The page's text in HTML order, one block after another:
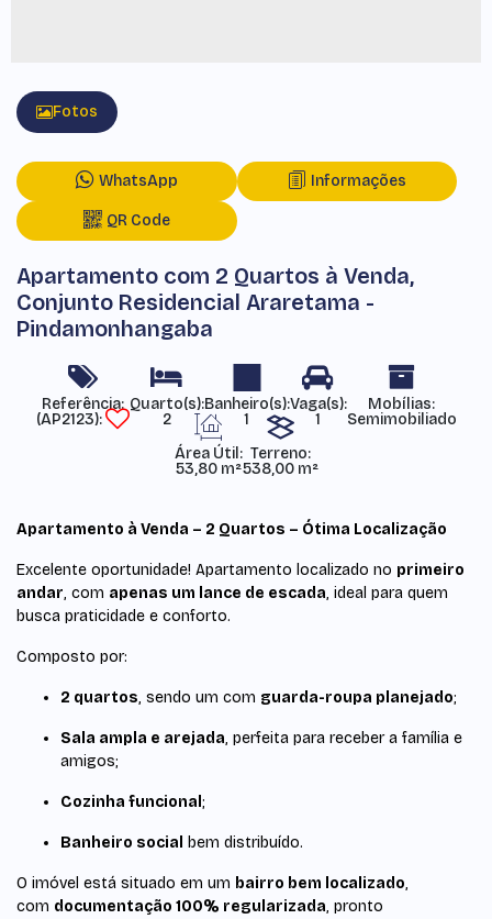
Fotos
WhatsApp Informações
QR Code
Apartamento com 2 Quartos à Venda,
Conjunto Residencial Araretama -
Pindamonhangaba
Referência:
(AP2123)
2 1 1
Mobílias:
Semimobiliado
Área Útil:
53,80 m²
Terreno:
538,00 m²
Apartamento à Venda – 2 Quartos – Ótima Localização
Excelente oportunidade! Apartamento localizado no primeiro
andar, com apenas um lance de escada, ideal para quem
busca praticidade e conforto.
Composto por:
2 quartos, sendo um com guarda-roupa planejado;
Sala ampla e arejada, perfeita para receber a família e
amigos;
Cozinha funcional ;
Banheiro social bem distribuído.
O imóvel está situado em um bairro bem localizado,
com documentação 100% regularizada, pronto